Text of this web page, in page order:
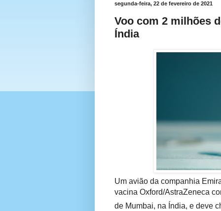
segunda-feira, 22 de fevereiro de 2021
Voo com 2 milhões
Índia
Um avião da companhia
vacina Oxford/AstraZeneca
de Mumbai, na Índia, e deve